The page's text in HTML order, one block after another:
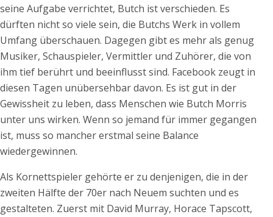
seine Aufgabe verrichtet, Butch ist verschieden. Es
dürften nicht so viele sein, die Butchs Werk in vollem
Umfang überschauen. Dagegen gibt es mehr als genug
Musiker, Schauspieler, Vermittler und Zuhörer, die von
ihm tief berührt und beeinflusst sind. Facebook zeugt in
diesen Tagen unübersehbar davon. Es ist gut in der
Gewissheit zu leben, dass Menschen wie Butch Morris
unter uns wirken. Wenn so jemand für immer gegangen
ist, muss so mancher erstmal seine Balance
wiedergewinnen.
Als Kornettspieler gehörte er zu denjenigen, die in der
zweiten Hälfte der 70er nach Neuem suchten und es
gestalteten. Zuerst mit David Murray, Horace Tapscott,